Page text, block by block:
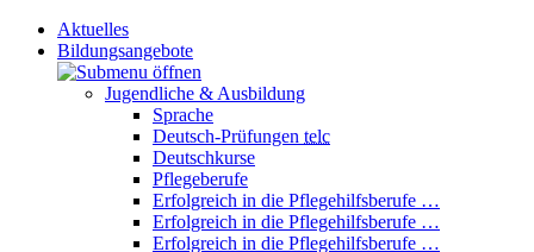
Aktuelles
Bildungsangebote
Jugendliche & Ausbildung
Sprache
Deutsch-Prüfungen telc
Deutschkurse
Pflegeberufe
Erfolgreich in die Pflegehilfsberufe …
Erfolgreich in die Pflegehilfsberufe …
Erfolgreich in die Pflegehilfsberufe …